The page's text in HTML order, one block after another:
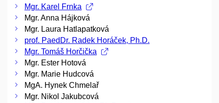
Mgr. Karel Frnka
Mgr. Anna Hájková
Mgr. Laura Hatlapatková
prof. PaedDr. Radek Horáček, Ph.D.
Mgr. Tomáš Horčička
Mgr. Ester Hotová
Mgr. Marie Hudcová
MgA. Hynek Chmelař
Mgr. Nikol Jakubcová